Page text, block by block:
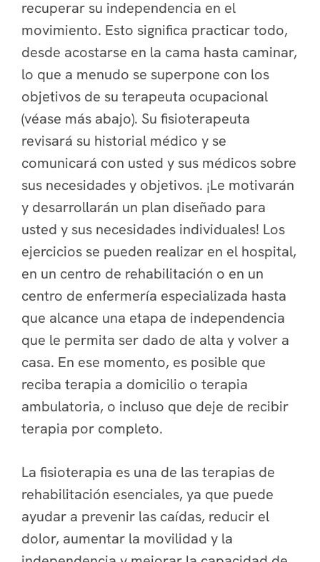
recuperar su independencia en el
movimiento. Esto significa practicar todo,
desde acostarse en la cama hasta caminar,
lo que a menudo se superpone con los
objetivos de su terapeuta ocupacional
(véase más abajo). Su fisioterapeuta
revisará su historial médico y se
comunicará con usted y sus médicos sobre
sus necesidades y objetivos. ¡Le motivarán
y desarrollarán un plan diseñado para
usted y sus necesidades individuales! Los
ejercicios se pueden realizar en el hospital,
en un centro de rehabilitación o en un
centro de enfermería especializada hasta
que alcance una etapa de independencia
que le permita ser dado de alta y volver a
casa. En ese momento, es posible que
reciba terapia a domicilio o terapia
ambulatoria, o incluso que deje de recibir
terapia por completo.
La fisioterapia es una de las terapias de
rehabilitación esenciales, ya que puede
ayudar a prevenir las caídas, reducir el
dolor, aumentar la movilidad y la